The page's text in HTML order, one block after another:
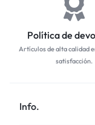
Política de
Artículos de alta calidad
satisfacción.
Info.